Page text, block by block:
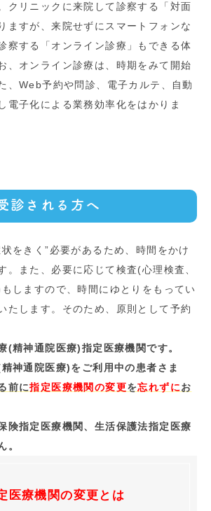
クリニックに来院して診察する「対面
ますが、来院せずにスマートフォンな
察する「オンライン診療」もできる体
、オンライン診療は、時期をみて開始
、Web予約や問診、電子カルテ、自動
電子化による業務効率化をはかりま
診される方へ
をきく”必要があるため、時間をかけ
。また、必要に応じて検査(心理検査、
しますので、時間にゆとりをもってい
たします。そのため、原則として予約
(精神通院医療)指定医療機関です。
神通院医療)をご利用中の患者さま
前に指定医療機関の変更を忘れずにお
険指定医療機関、生活保護法指定医療
。
医療機関の変更とは